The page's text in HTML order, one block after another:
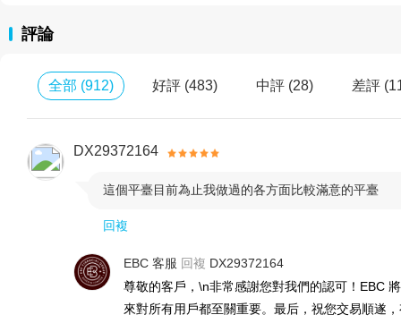
國際頂級監管：
英國金融行為監管局 (FCA) 授權和監管
監管號: 927552 | EBC Financial Group (UK) Ltd
開曼群島金融管理局(CIMA)授權和監管
評論
全部 (912) 好評 (483) 中評 (28) 差評 (
DX29372164
這個平臺目前為止我做過的各方面比較滿意的平臺
回複
EBC 客服 回複 DX29372164
尊敬的客戶，\n非常感謝您對我們的認可！EBC
來對所有用戶都至關重要。最后，祝您交易順遂